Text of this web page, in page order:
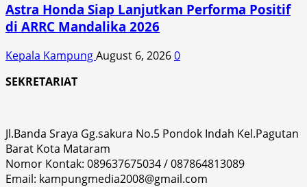
Astra Honda Siap Lanjutkan Performa Positif
di ARRC Mandalika 2026
Kepala KampungAugust 6, 20260
SEKRETARIAT
Jl.Banda Sraya Gg.sakura No.5 Pondok Indah Kel.Pagutan
Barat Kota Mataram
Nomor Kontak: 089637675034 / 087864813089
Email: kampungmedia2008@gmail.com